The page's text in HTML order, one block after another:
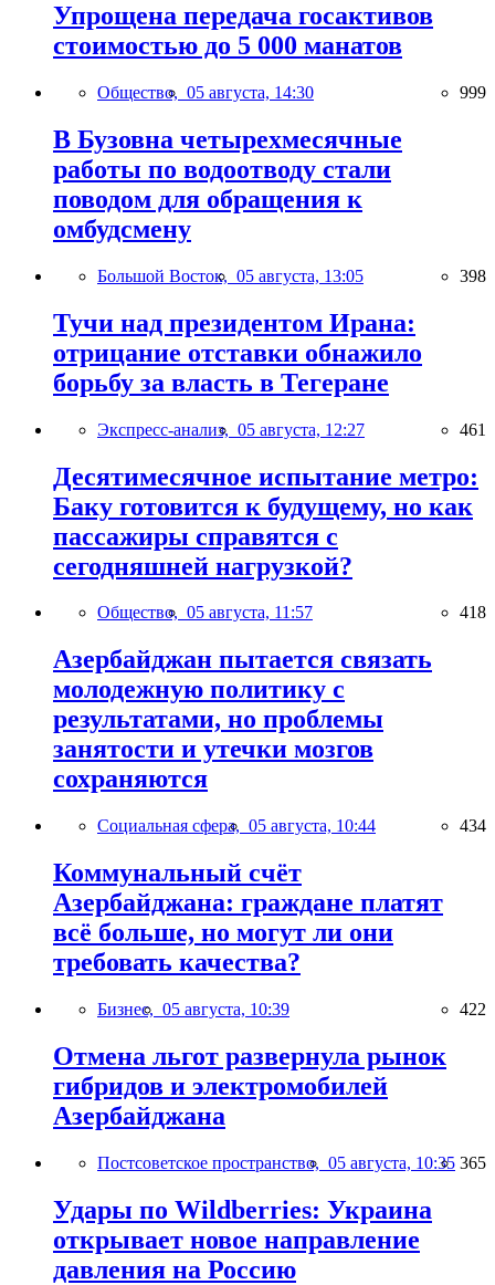
Упрощена передача госактивов
стоимостью до 5 000 манатов
Общество, 05 августа, 14:30 999
В Бузовна четырехмесячные
работы по водоотводу стали
поводом для обращения к
омбудсмену
Большой Восток, 05 августа, 13:05 398
Тучи над президентом Ирана:
отрицание отставки обнажило
борьбу за власть в Тегеране
Экспресс-анализ, 05 августа, 12:27 461
Десятимесячное испытание метро:
Баку готовится к будущему, но как
пассажиры справятся с
сегодняшней нагрузкой?
Общество, 05 августа, 11:57 418
Азербайджан пытается связать
молодежную политику с
результатами, но проблемы
занятости и утечки мозгов
сохраняются
Социальная сфера, 05 августа, 10:44 434
Коммунальный счёт
Азербайджана: граждане платят
всё больше, но могут ли они
требовать качества?
Бизнес, 05 августа, 10:39 422
Отмена льгот развернула рынок
гибридов и электромобилей
Азербайджана
Постсоветское пространство, 05 августа, 10:35 365
Удары по Wildberries: Украина
открывает новое направление
давления на Россию